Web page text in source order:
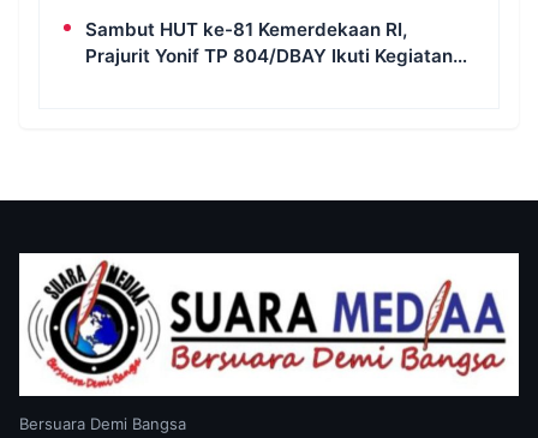
Sambut HUT ke-81 Kemerdekaan RI,
Prajurit Yonif TP 804/DBAY Ikuti Kegiatan
Bersuara Demi Bangsa